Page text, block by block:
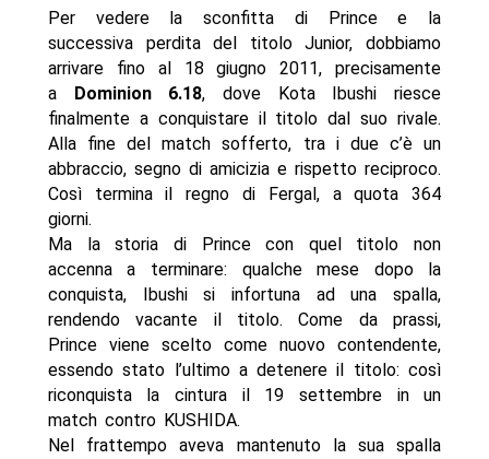
Per vedere la sconfitta di Prince e la
successiva perdita del titolo Junior, dobbiamo
arrivare fino al 18 giugno 2011, precisamente
a
Dominion 6.18, dove Kota Ibushi riesce
finalmente a conquistare il titolo dal suo rivale.
Alla fine del match sofferto, tra i due c’è un
abbraccio, segno di amicizia e rispetto reciproco.
Così termina il regno di Fergal, a quota 364
giorni.
Ma la storia di Prince con quel titolo non
accenna a terminare: qualche mese dopo la
conquista, Ibushi si infortuna ad una spalla,
rendendo vacante il titolo. Come da prassi,
Prince viene scelto come nuovo contendente,
essendo stato l’ultimo a detenere il titolo: così
riconquista la cintura il 19 settembre in un
match contro KUSHIDA.
Nel frattempo aveva mantenuto la sua spalla